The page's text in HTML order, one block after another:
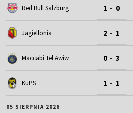
Red Bull Salzburg 1 - 0
Jagiellonia 2 - 1
Maccabi Tel Awiw 0 - 3
KuPS 1 - 1
05 SIERPNIA 2026